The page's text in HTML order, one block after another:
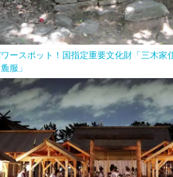
ワースポット！国指定重要文化財「三木家
麁服」